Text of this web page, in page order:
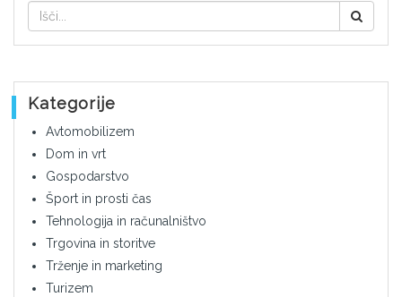
Kategorije
Avtomobilizem
Dom in vrt
Gospodarstvo
Šport in prosti čas
Tehnologija in računalništvo
Trgovina in storitve
Trženje in marketing
Turizem